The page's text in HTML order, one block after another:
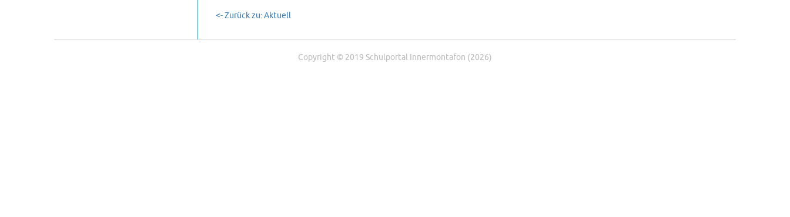
<- Zurück zu: Aktuell
Copyright © 2019 Schulportal Innermontafon (2026)